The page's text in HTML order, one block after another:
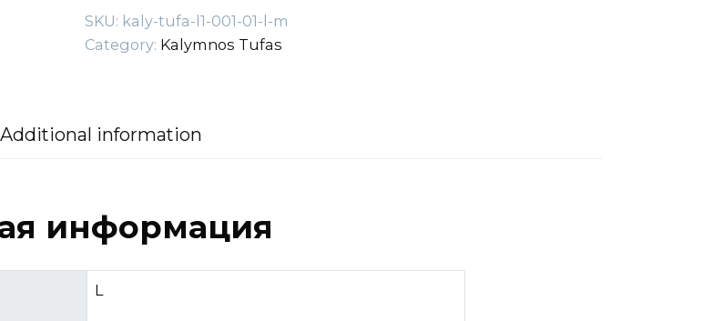
001.01.L-
M
SKU: kaly-tufa-l1-001-01-l-m
Category: Kalymnos Tufas
Additional information
информация
L